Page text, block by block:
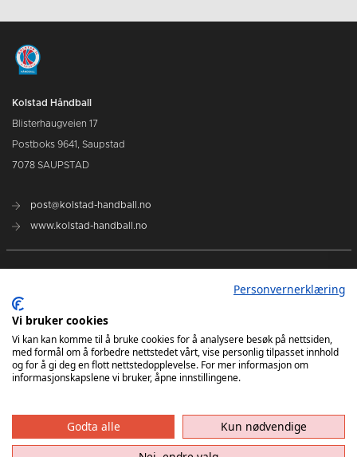
Kolstad Håndball
Blisterhaugveien 17
Postboks 9641, Saupstad
7078 SAUPSTAD
post@kolstad-handball.no
www.kolstad-handball.no
Om Kolstad Håndball
Billetter og sesongkort kjøpes her
Personvernerklæring
Vi bruker cookies
Vi kan kan komme til å bruke cookies for å analysere besøk på nettsiden,
med formål om å forbedre nettstedet vårt, vise personlig tilpasset innhold
og for å gi deg en flott nettstedopplevelse. For mer informasjon om
informasjonskapslene vi bruker, åpne innstillingene.
Godta alle
Kun nødvendige